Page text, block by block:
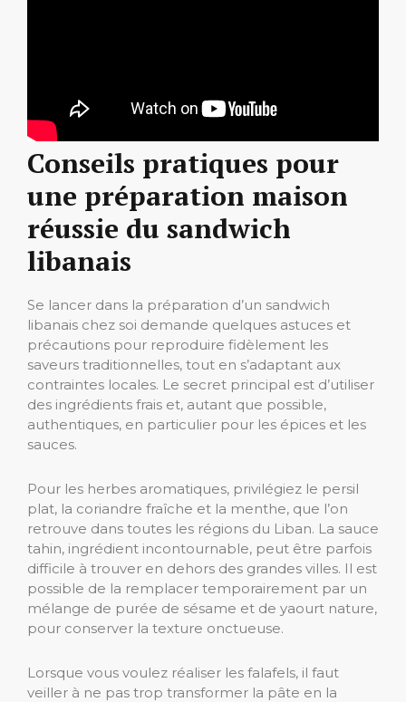
Conseils pratiques pour
une préparation maison
réussie du sandwich
libanais
Se lancer dans la préparation d’un sandwich
libanais chez soi demande quelques astuces et
précautions pour reproduire fidèlement les
saveurs traditionnelles, tout en s’adaptant aux
contraintes locales. Le secret principal est d’utiliser
des ingrédients frais et, autant que possible,
authentiques, en particulier pour les épices et les
sauces.
Pour les herbes aromatiques, privilégiez le persil
plat, la coriandre fraîche et la menthe, que l’on
retrouve dans toutes les régions du Liban. La sauce
tahin, ingrédient incontournable, peut être parfois
difficile à trouver en dehors des grandes villes. Il est
possible de la remplacer temporairement par un
mélange de purée de sésame et de yaourt nature,
pour conserver la texture onctueuse.
Lorsque vous voulez réaliser les falafels, il faut
veiller à ne pas trop transformer la pâte en la